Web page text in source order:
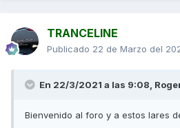
TRANCELINE
Publicado 22 de Marzo del
En 22/3/2021 a las 9:08,
Bienvenido al foro y a estos lares